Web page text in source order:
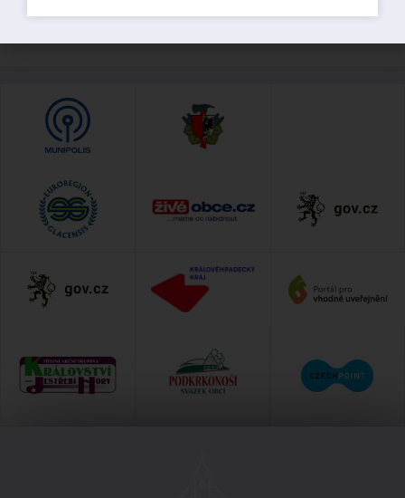
PŘEDCHOZÍ DALŠÍ